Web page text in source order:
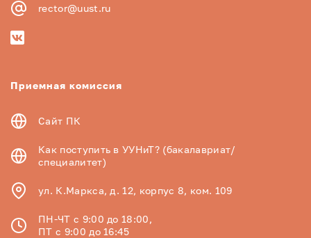
rector@uust.ru
Приемная комиссия
Сайт ПК
Как поступить в УУНиТ? (бакалавриат/
специалитет)
ул. К.Маркса, д. 12, корпус 8, ком. 109
ПН-ЧТ с 9:00 до 18:00,
ПТ с 9:00 до 16:45